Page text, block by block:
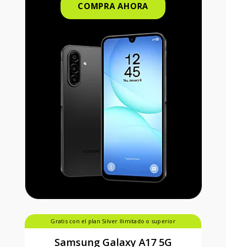
COMPRA AHORA
Gratis con el plan Silver Ilimitado o superior
Samsung Galaxy A17 5G